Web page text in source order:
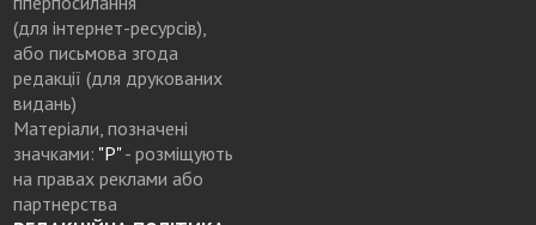
(для інтернет-ресурсів),
або письмова згода
редакції (для друкованих
видань)
Матеріали, позначені
значками: "Р"- розміщують
на правах реклами або
партнерства